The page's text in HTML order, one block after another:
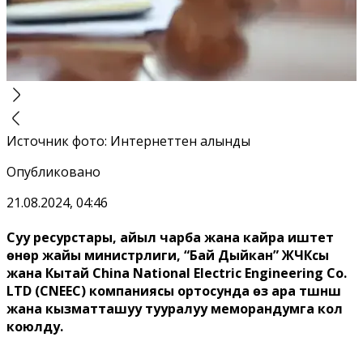
Источник фото: Интернеттен алынды
Опубликовано
21.08.2024, 04:46
Суу ресурстары, айыл чарба жана кайра иштетүү
өнөр жайы министрлиги, “Бай Дыйкан” ЖЧКсы
жана Кытай China National Electric Engineering Co.
LTD (CNEEC) компаниясы ортосунда өз ара түшүнүшүү
жана кызматташуу тууралуу меморандумга кол
коюлду.